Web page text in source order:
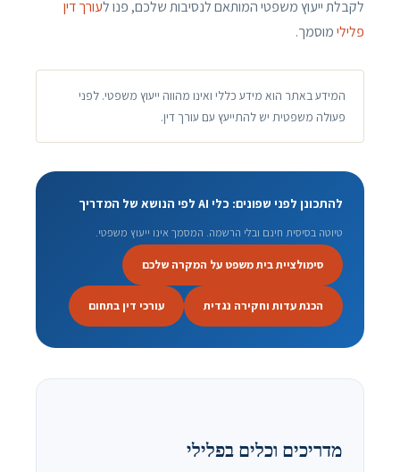
לקבלת ייעוץ משפטי המותאם לנסיבות שלכם, פנו לעורך דין
פלילימוסמך.
המידע באתר הוא מידע כללי ואינו מהווה ייעוץ משפטי. לפני
פעולה משפטית יש להתייעץ עם עורך דין.
להתכונן לפני שפונים: כלי AI לפי הנושא של המדריך
טיוטה בסיסית חינם ובלי הרשמה. המסמך אינו ייעוץ משפטי.
סימולציית בית משפט על המקרה שלכם
הכנת עדות וחקירה נגדית עורכי דין בתחום
מדריכים וכלים בפלילי